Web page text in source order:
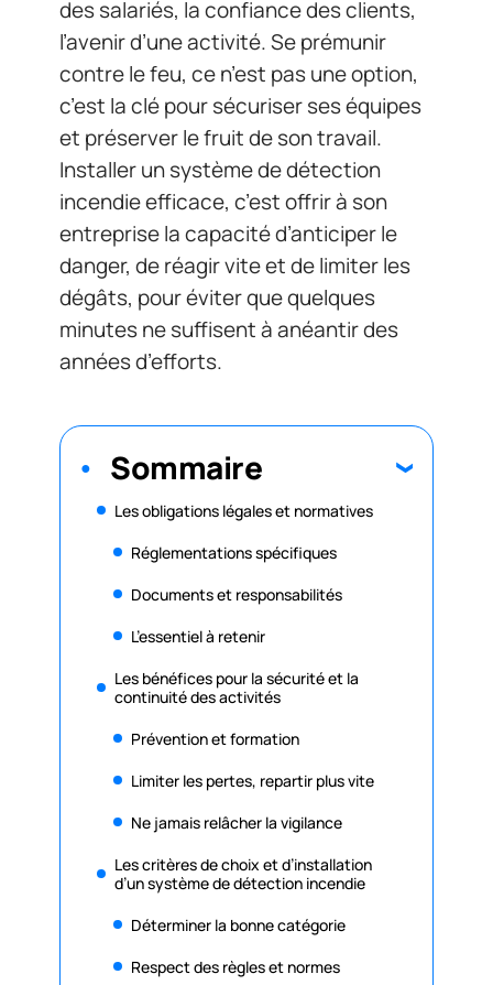
des salariés, la confiance des clients,
l’avenir d’une activité. Se prémunir
contre le feu, ce n’est pas une option,
c’est la clé pour sécuriser ses équipes
et préserver le fruit de son travail.
Installer un système de détection
incendie efficace, c’est offrir à son
entreprise la capacité d’anticiper le
danger, de réagir vite et de limiter les
dégâts, pour éviter que quelques
minutes ne suffisent à anéantir des
années d’efforts.
Sommaire
Les obligations légales et normatives
Réglementations spécifiques
Documents et responsabilités
L’essentiel à retenir
Les bénéfices pour la sécurité et la
continuité des activités
Prévention et formation
Limiter les pertes, repartir plus vite
Ne jamais relâcher la vigilance
Les critères de choix et d’installation
d’un système de détection incendie
Déterminer la bonne catégorie
Respect des règles et normes